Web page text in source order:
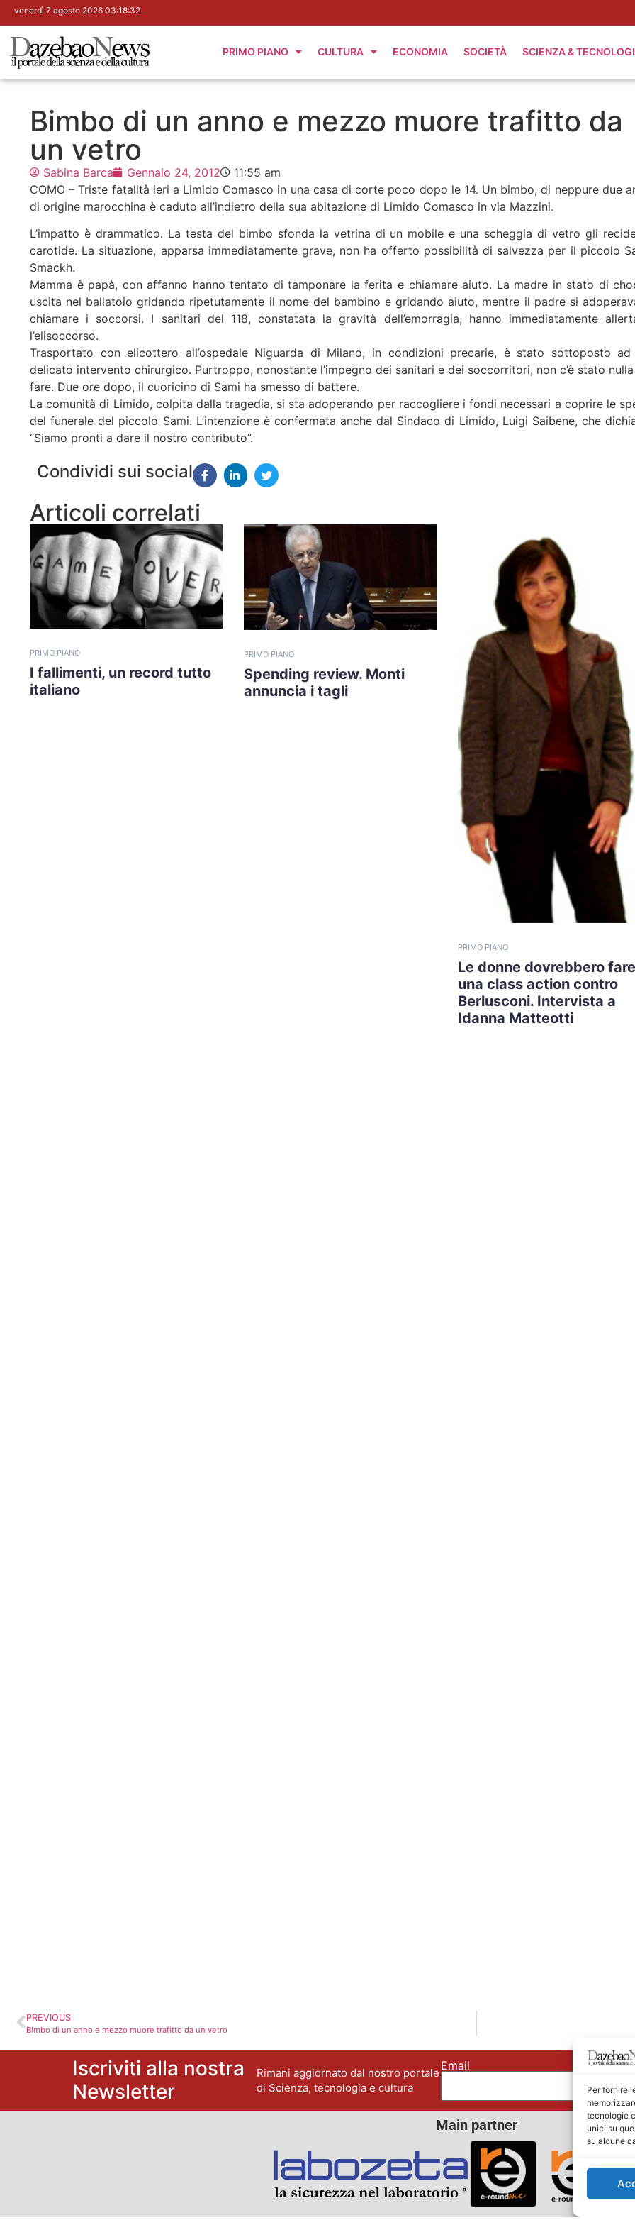
Per fornire
tecnologie
unici su
su alcune
venerdì 7 agosto 2026 03:18:33
PRIMO PIANO CULTURA ECONOMIA SOCIETÀ SCIENZA &
Bimbo di un anno e mezzo muore trafitto da
un vetro
Sabina Barca Gennaio 24, 2012
11:55 am
COMO – Triste fatalità ieri a Limido Comasco in una casa di corte poco dopo le 14. Un bimbo, di neppure due
di origine marocchina è caduto all’indietro della sua abitazione di Limido Comasco in via Mazzini.
L’impatto è drammatico. La testa del bimbo sfonda la vetrina di un mobile e una scheggia di vetro gli
carotide. La situazione, apparsa immediatamente grave, non ha offerto possibilità di salvezza per il piccolo
Smackh.
Mamma è papà, con affanno hanno tentato di tamponare la ferita e chiamare aiuto. La madre in stato di
uscita nel ballatoio gridando ripetutamente il nome del bambino e gridando aiuto, mentre il padre si
chiamare i soccorsi. I sanitari del 118, constatata la gravità dell’emorragia, hanno immediatamente
l’elisoccorso.
Trasportato con elicottero all’ospedale Niguarda di Milano, in condizioni precarie, è stato sottoposto ad
delicato intervento chirurgico. Purtroppo, nonostante l’impegno dei sanitari e dei soccorritori, non c’è stato
fare. Due ore dopo, il cuoricino di Sami ha smesso di battere.
La comunità di Limido, colpita dalla tragedia, si sta adoperando per raccogliere i fondi necessari a coprire le
del funerale del piccolo Sami. L’intenzione è confermata anche dal Sindaco di Limido, Luigi Saibene, che
“Siamo pronti a dare il nostro contributo”.
Condividi sui social
Articoli correlati
PRIMO PIANO
I fallimenti, un record tutto
italiano
PRIMO PIANO
Spending review. Monti
annuncia i tagli
PRIMO PIANO
Le donne dovrebbero fare
una class action contro
Berlusconi. Intervista a
Idanna Matteotti
PREVIOUS
Bimbo di un anno e mezzo muore trafitto da un vetro
Iscriviti alla nostra
Newsletter
Rimani aggiornato dal nostro portale
di Scienza, tecnologia e cultura
Email
Main partner